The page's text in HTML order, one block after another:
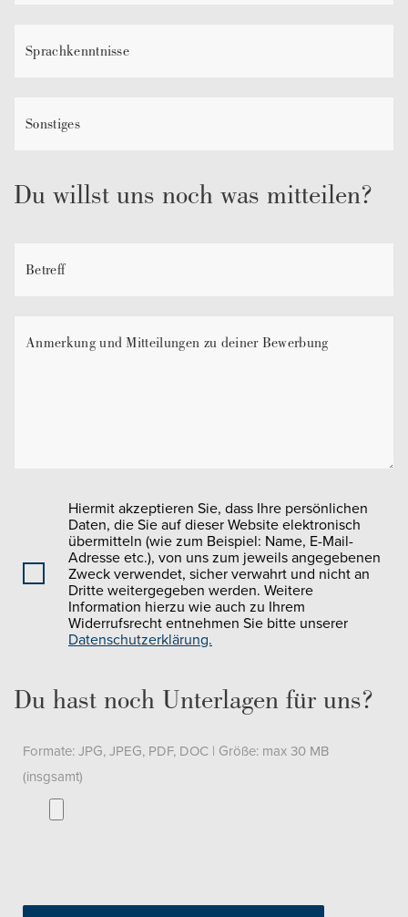
Du willst uns noch was mitteilen?
Hiermit akzeptieren Sie, dass Ihre persönlichen
Daten, die Sie auf dieser Website elektronisch
übermitteln (wie zum Beispiel: Name, E-Mail-
Adresse etc.), von uns zum jeweils angegebenen
Zweck verwendet, sicher verwahrt und nicht an
Dritte weitergegeben werden. Weitere
Information hierzu wie auch zu Ihrem
Widerrufsrecht entnehmen Sie bitte unserer
Datenschutzerklärung.
Du hast noch Unterlagen für uns?
Formate: JPG, JPEG, PDF, DOC | Größe: max 30 MB
(insgsamt)